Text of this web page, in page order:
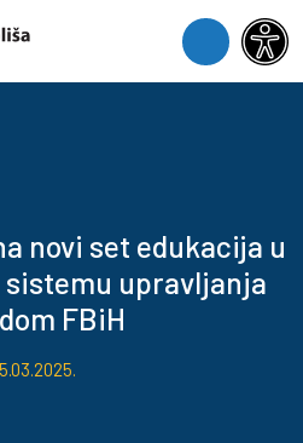
Menu
novi set edukacija u
upravljanja
FBiH